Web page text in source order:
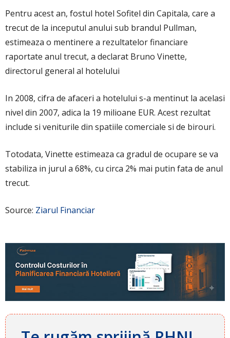
Pentru acest an, fostul hotel Sofitel din Capitala, care a
trecut de la inceputul anului sub brandul Pullman,
estimeaza o mentinere a rezultatelor financiare
raportate anul trecut, a declarat Bruno Vinette,
directorul general al hotelului
In 2008, cifra de afaceri a hotelului s-a mentinut la acelasi
nivel din 2007, adica la 19 milioane EUR. Acest rezultat
include si veniturile din spatiile comerciale si de birouri.
Totodata, Vinette estimeaza ca gradul de ocupare se va
stabiliza in jurul a 68%, cu circa 2% mai putin fata de anul
trecut.
Source: Ziarul Financiar